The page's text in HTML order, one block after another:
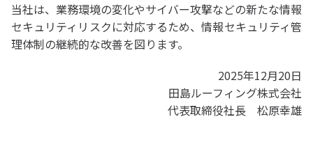
当社は、業務環境の変化やサイバー攻撃などの新たな情報
セキュリティリスクに対応するため、情報セキュリティ管
理体制の継続的な改善を図ります。
2025年12月20日
田島ルーフィング株式会社
代表取締役社長 松原幸雄